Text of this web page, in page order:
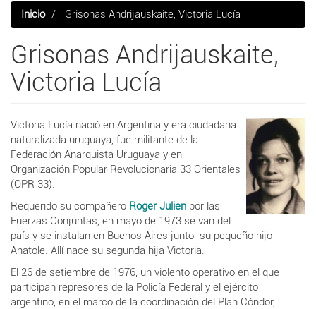
Inicio Grisonas Andrijauskaite, Victoria Lucía
Grisonas Andrijauskaite,
Victoria Lucía
Victoria Lucía nació en Argentina y era ciudadana
naturalizada uruguaya, fue militante de la
Federación Anarquista Uruguaya y en
Organización Popular Revolucionaria 33 Orientales
(OPR 33).
Requerido su compañero Roger Julien por las
Fuerzas Conjuntas, en mayo de 1973 se van del
país y se instalan en Buenos Aires junto su pequeño hijo
Anatole. Allí nace su segunda hija Victoria.
El 26 de setiembre de 1976, un violento operativo en el que
participan represores de la Policía Federal y el ejército
argentino, en el marco de la coordinación del Plan Cóndor,